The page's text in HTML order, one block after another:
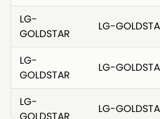
LG-
GOLDSTAR
LG-
LG-
GOLDSTAR
LG-
LG-
GOLDSTAR
LG-